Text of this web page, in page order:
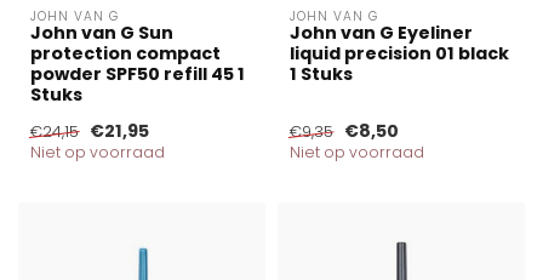
JOHN VAN G
John van G Sun
protection compact
powder SPF50 refill 45 1
Stuks
€24,15 €21,95
Niet op voorraad
JOHN VAN G
John van G Eyeliner
liquid precision 01 black
1 Stuks
€9,35 €8,50
Niet op voorraad